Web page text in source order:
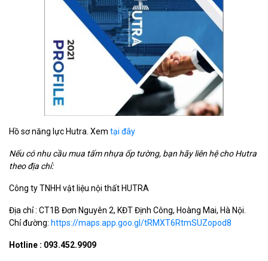
Hồ sơ năng lực Hutra. Xem tại đây
Nếu có nhu cầu mua tấm nhựa ốp tường, bạn hãy liên hệ cho Hutra
theo địa chỉ:
Công ty TNHH vật liệu nội thất HUTRA
Địa chỉ : CT1B Đơn Nguyên 2, KĐT Định Công, Hoàng Mai, Hà Nội.
Chỉ đường: https://maps.app.goo.gl/tRMXT6RtmSUZopod8
Hotline : 093.452.9909